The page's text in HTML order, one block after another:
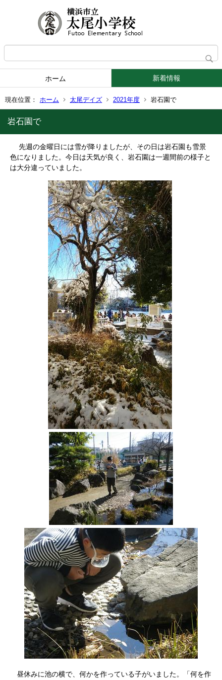
ホーム 新着情報
現在位置： ホーム 太尾デイズ 2021年度 岩石園で
岩石園で
先週の金曜日には雪が降りましたが、その日は岩石園も雪景
色になりました。今日は天気が良く、岩石園は一週間前の様子と
は大分違っていました。
昼休みに池の横で、何かを作っている子がいました。「何を作